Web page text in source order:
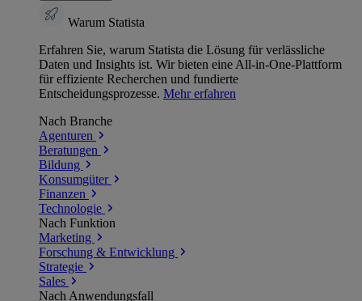
Warum Statista
Erfahren Sie, warum Statista die Lösung für verlässliche
Daten und Insights ist. Wir bieten eine All-in-One-Plattform
für effiziente Recherchen und fundierte
Entscheidungsprozesse. Mehr erfahren
Nach Branche
Agenturen
Beratungen
Bildung
Konsumgüter
Finanzen
Technologie
Nach Funktion
Marketing
Forschung & Entwicklung
Strategie
Sales
Nach Anwendungsfall